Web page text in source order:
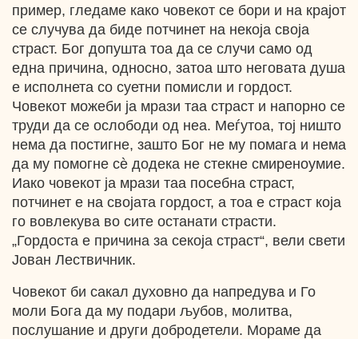
пример, гледаме како човекот се бори и на крајот
се случува да биде потчинет на некоја своја
страст. Бог допушта тоа да се случи само од
една причина, односно, затоа што неговата душа
е исполнета со суетни помисли и гордост.
Човекот можеби ја мрази таа страст и напорно се
труди да се ослободи од неа. Меѓутоа, тој ништо
нема да постигне, зашто Бог не му помага и нема
да му помогне сѐ додека не стекне смиреноумие.
Иако човекот ја мрази таа посебна страст,
потчинет е на својата гордост, а тоа е страст која
го вовлекува во сите останати страсти.
„Гордоста е причина за секоја страст“, вели свети
Јован Лествичник.
Човекот би сакал духовно да напредува и Го
моли Бога да му подари љубов, молитва,
послушание и други добродетели. Мораме да